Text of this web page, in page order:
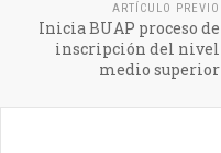
ARTÍCULO PREVIO
Inicia BUAP proceso de
inscripción del nivel
medio superior